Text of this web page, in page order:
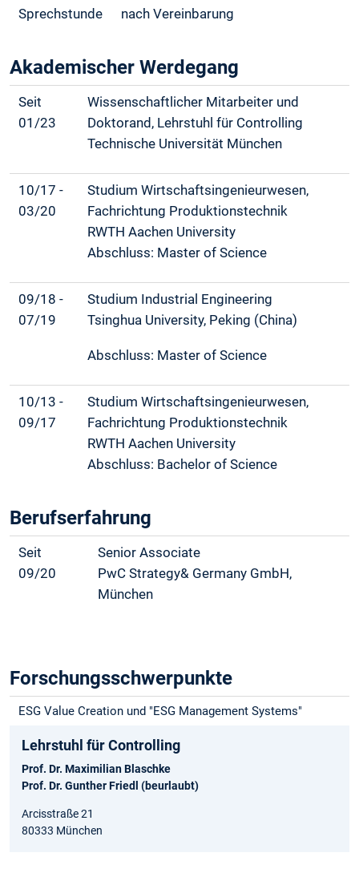
Sprechstunde nach Vereinbarung
Akademischer Werdegang
Seit
01/23
Wissenschaftlicher Mitarbeiter und
Doktorand, Lehrstuhl für Controlling
Technische Universität München
10/17 -
03/20
Studium Wirtschaftsingenieurwesen,
Fachrichtung Produktionstechnik
RWTH Aachen University
Abschluss: Master of Science
09/18 -
07/19
Studium Industrial Engineering
Tsinghua University, Peking (China)
Abschluss: Master of Science
10/13 -
09/17
Studium Wirtschaftsingenieurwesen,
Fachrichtung Produktionstechnik
RWTH Aachen University
Abschluss: Bachelor of Science
Berufserfahrung
Seit
09/20
Senior Associate
PwC Strategy& Germany GmbH,
München
Forschungsschwerpunkte
ESG Value Creation und "ESG Management Systems"
Lehrstuhl für Controlling
Prof. Dr. Maximilian Blaschke
Prof. Dr. Gunther Friedl (beurlaubt)
Arcisstraße 21
80333 München